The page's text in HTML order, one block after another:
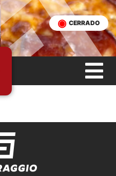
CERRADO